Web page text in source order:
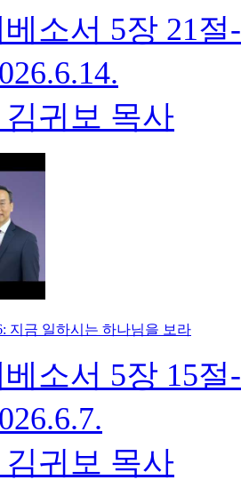
소서 5장 21절
귀보 목사
지금 일하시는 하나님을 보라
소서 5장 15절
귀보 목사